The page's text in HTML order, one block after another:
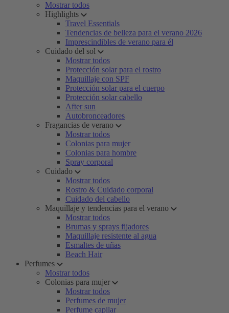
Mostrar todos
Highlights
Travel Essentials
Tendencias de belleza para el verano 2026
Imprescindibles de verano para él
Cuidado del sol
Mostrar todos
Protección solar para el rostro
Maquillaje con SPF
Protección solar para el cuerpo
Protección solar cabello
After sun
Autobronceadores
Fragancias de verano
Mostrar todos
Colonias para mujer
Colonias para hombre
Spray corporal
Cuidado
Mostrar todos
Rostro & Cuidado corporal
Cuidado del cabello
Maquillaje y tendencias para el verano
Mostrar todos
Brumas y sprays fijadores
Maquillaje resistente al agua
Esmaltes de uñas
Beach Hair
Perfumes
Mostrar todos
Colonias para mujer
Mostrar todos
Perfumes de mujer
Perfume capilar